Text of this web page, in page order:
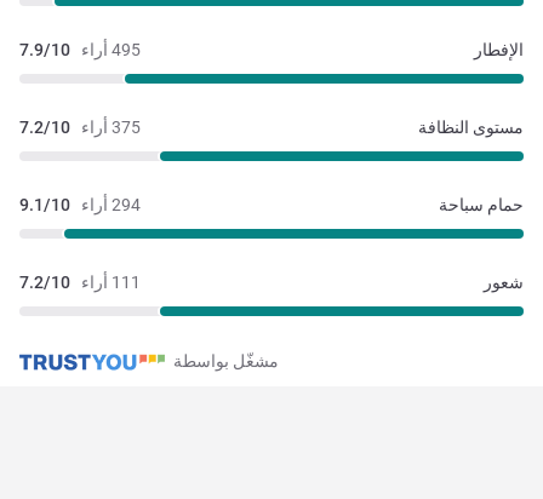
495 أراء 7.9/10 الإفطار
375 أراء 7.2/10 مستوى النظافة
294 أراء 9.1/10 حمام سباحة
111 أراء 7.2/10 شعور
مشغّل بواسطة